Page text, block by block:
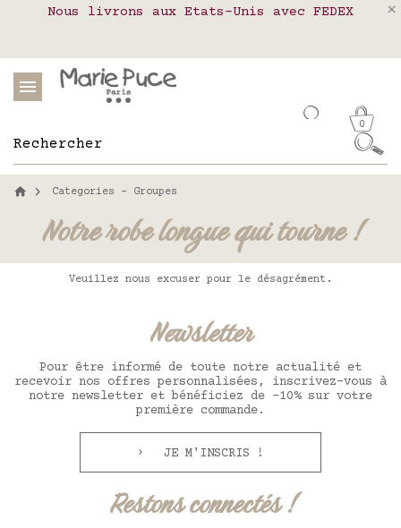
Notre site part en vacances !
Nous livrons aux Etats-Unis avec FEDEX
Livraison en relais colis en France,
0
Categories - Groupes
Notre robe longue qui tourne !
Veuillez nous excuser pour le désagrément.
Newsletter
Pour être informé de toute notre actualité et
recevoir nos offres personnalisées, inscrivez-vous à
notre newsletter et bénéficiez de -10% sur votre
première commande.
JE M'INSCRIS !
Restons connectés !